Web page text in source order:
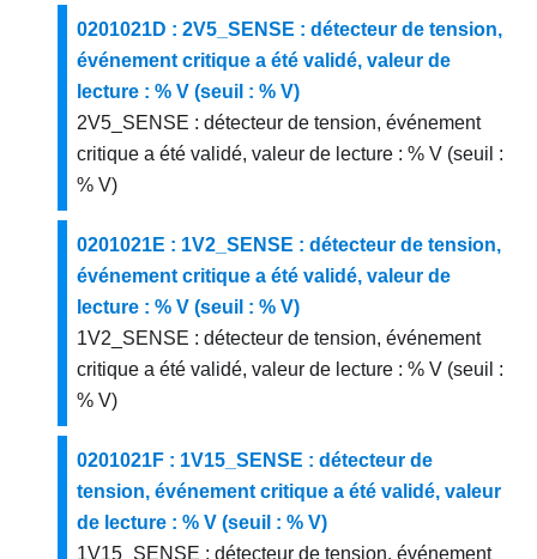
0201021D : 2V5_SENSE : détecteur de tension,
événement critique a été validé, valeur de
lecture : % V (seuil : % V)
2V5_SENSE : détecteur de tension, événement
critique a été validé, valeur de lecture : % V (seuil :
% V)
0201021E : 1V2_SENSE : détecteur de tension,
événement critique a été validé, valeur de
lecture : % V (seuil : % V)
1V2_SENSE : détecteur de tension, événement
critique a été validé, valeur de lecture : % V (seuil :
% V)
0201021F : 1V15_SENSE : détecteur de
tension, événement critique a été validé, valeur
de lecture : % V (seuil : % V)
1V15_SENSE : détecteur de tension, événement